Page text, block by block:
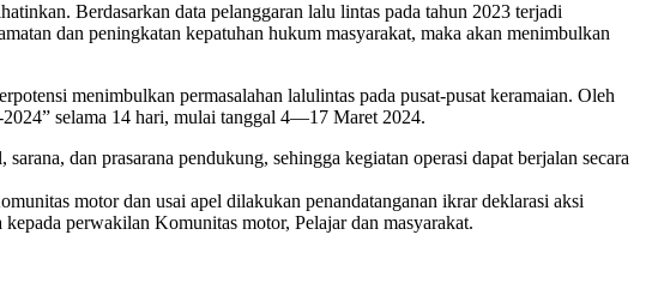
Berdasarkan data pelanggaran lalu lintas pada tahun 2023 terjadi
dan peningkatan kepatuhan hukum masyarakat, maka akan menimbulkan
menimbulkan permasalahan lalulintas pada pusat-pusat keramaian. Oleh
selama 14 hari, mulai tanggal 4—17 Maret 2024.
dan prasarana pendukung, sehingga kegiatan operasi dapat berjalan secara
motor dan usai apel dilakukan penandatanganan ikrar deklarasi aksi
perwakilan Komunitas motor, Pelajar dan masyarakat.